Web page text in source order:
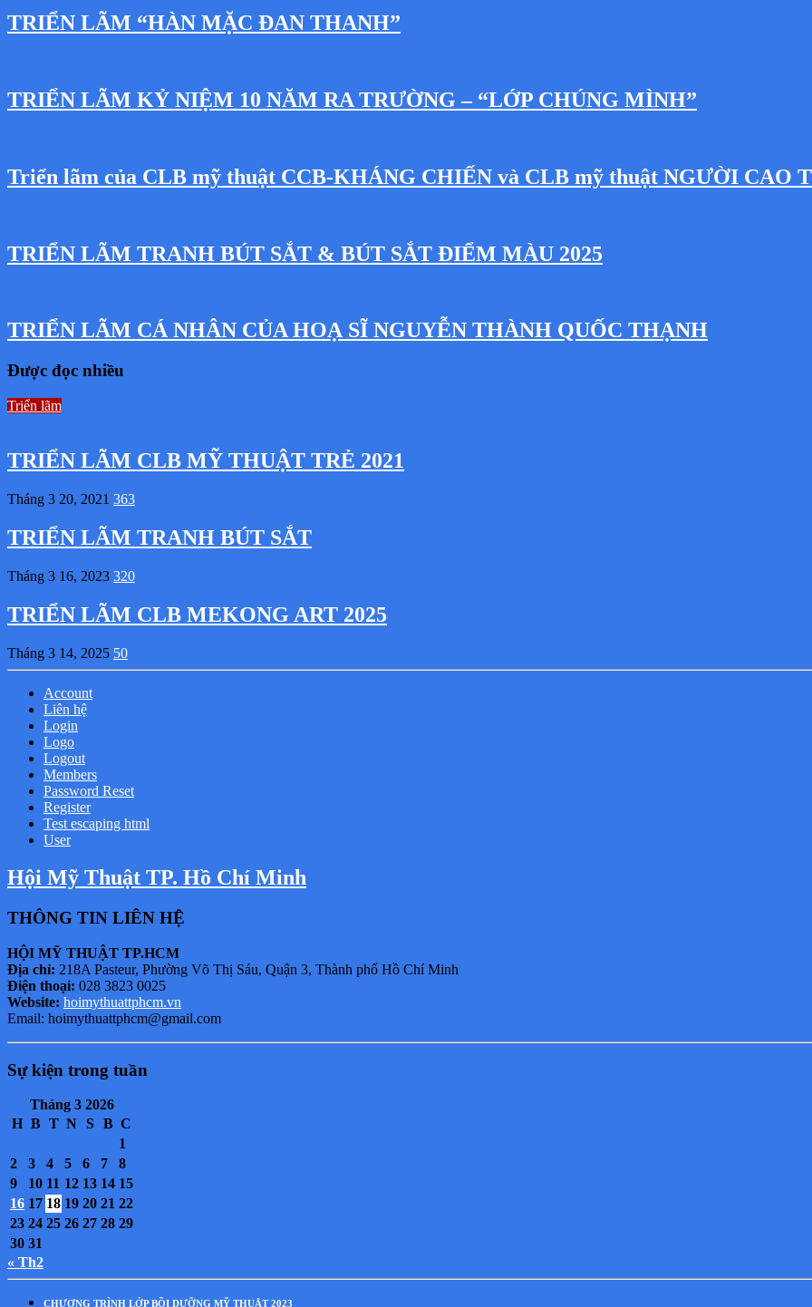
TRIỂN LÃM “HÀN MẶC ĐAN THANH”
TRIỂN LÃM KỶ NIỆM 10 NĂM RA TRƯỜNG – “LỚP CHÚNG MÌNH”
Triển lãm của CLB mỹ thuật CCB-KHÁNG CHIẾN và CLB mỹ thuật NGƯỜI CAO
TRIỂN LÃM TRANH BÚT SẮT & BÚT SẮT ĐIỂM MÀU 2025
TRIỂN LÃM CÁ NHÂN CỦA HOẠ SĨ NGUYỄN THÀNH QUỐC THẠNH
Được đọc nhiều
Triển lãm
TRIỂN LÃM CLB MỸ THUẬT TRẺ 2021
Tháng 3 20, 2021 363
TRIỂN LÃM TRANH BÚT SẮT
Tháng 3 16, 2023 320
TRIỂN LÃM CLB MEKONG ART 2025
Tháng 3 14, 2025 50
Account
Liên hệ
Login
Logo
Logout
Members
Password Reset
Register
Test escaping html
User
Hội Mỹ Thuật TP. Hồ Chí Minh
THÔNG TIN LIÊN HỆ
HỘI MỸ THUẬT TP.HCM
Địa chỉ: 218A Pasteur, Phường Võ Thị Sáu, Quận 3, Thành phố Hồ Chí Minh
Điện thoại: 028 3823 0025
Website: hoimythuattphcm.vn
Email: hoimythuattphcm@gmail.com
Sự kiện trong tuần
Tháng 3 2026
H B T N S B C
1
2
3 4 5 6 7
8
9
10 11 12 13 14 15
16 17 18 19 20 21 22
23 24 25 26 27 28 29
30 31
« Th2
CHƯƠNG TRÌNH LỚP BỒI DƯỠNG MỸ THUẬT 2023